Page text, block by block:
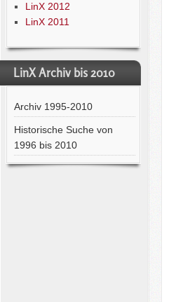
LinX 2012
LinX 2011
LinX Archiv bis 2010
Archiv 1995-2010
Historische Suche von
1996 bis 2010